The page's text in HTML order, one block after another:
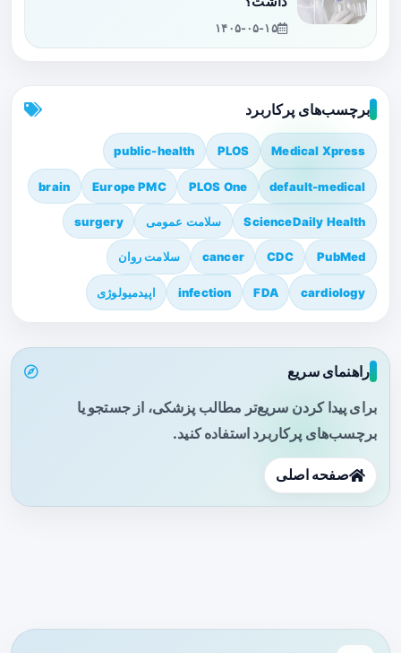
۱۴۰۵-۰۵-۱۵
برچسب‌های پرکاربرد
Medical Xpress
PLOS
public-health
default-medical
PLOS One
Europe PMC
brain
ScienceDaily Health سلامت عمومی surgery
PubMed
CDC
cancer سلامت روان
cardiology
FDA
infection اپیدمیولوژی
راهنمای سریع
برای پیدا کردن سریع‌تر مطالب پزشکی، از جستجو یا
برچسب‌های پرکاربرد استفاده کنید.
صفحه اصلی